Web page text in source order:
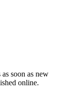
soon as new
online.